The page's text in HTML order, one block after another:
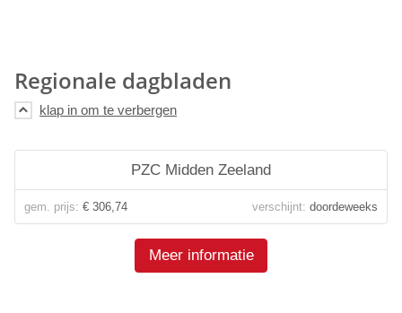
Regionale dagbladen
PZC Midden Zeeland
gem. prijs: € 306,74 verschijnt: doordeweeks
Meer informatie